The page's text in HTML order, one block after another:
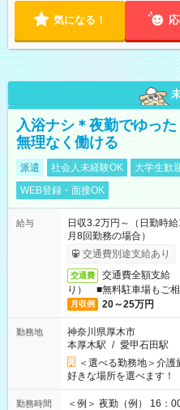
気になる！
入浴ナシ＊夜勤でゆっ
無理なく働ける
派遣 社会人未経験OK 大学生歓
WEB登録・面接OK
給与
日収3.2万円～（日勤時
月8回勤務の場合）
交通費別途支給あり
交通費
交通費全額支給
り） ■無料駐車場もご
月収例 20～25万円
勤務地
神奈川県厚木市
本厚木駅 / 愛甲石田駅
＜選べる勤務地＞介
好きな場所を選べます！
勤務時間
＜例＞ 夜勤（例） 16：